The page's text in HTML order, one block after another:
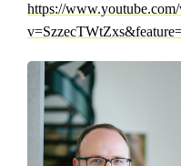
e
https://